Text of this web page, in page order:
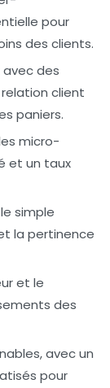
pour
des clients.
des
client
paniers.
micro-
et un taux
simple
la pertinence
et le
des
avec un
pour